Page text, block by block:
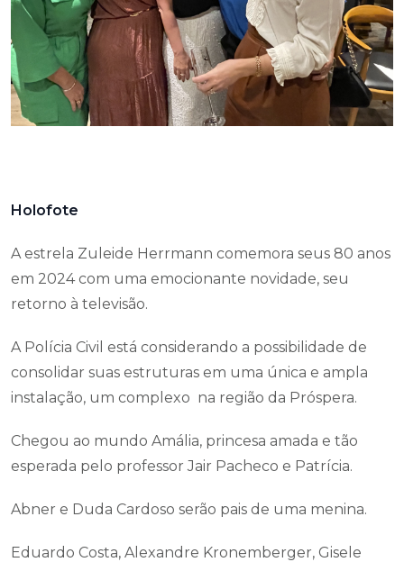
Holofote
A estrela Zuleide Herrmann comemora seus 80 anos
em 2024 com uma emocionante novidade, seu
retorno à televisão.
A Polícia Civil está considerando a possibilidade de
consolidar suas estruturas em uma única e ampla
instalação, um complexo na região da Próspera.
Chegou ao mundo Amália, princesa amada e tão
esperada pelo professor Jair Pacheco e Patrícia.
Abner e Duda Cardoso serão pais de uma menina.
Eduardo Costa, Alexandre Kronemberger, Gisele